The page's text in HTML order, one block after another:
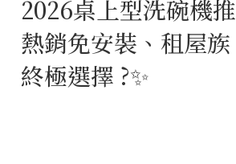
2026桌上型洗碗機
熱銷免安裝、租屋
終極選擇 ?️✨